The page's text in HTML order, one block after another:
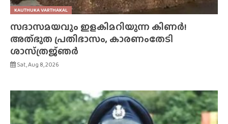
KAUTHUKA VARTHAKAL
സദാസമയവും ഇളകിമറിയുന്ന കിണർ!
അത്‌ഭുത പ്രതിഭാസം, കാരണംതേടി
ശാസ്‌ത്രജ്‌ഞർ
Sat, Aug 8, 2026